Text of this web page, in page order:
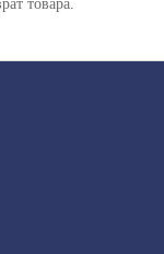
товара.